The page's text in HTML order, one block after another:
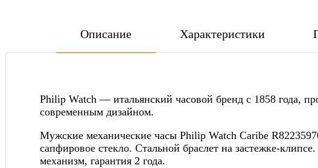
Описание Характеристики
Philip Watch — итальянский часовой бренд с 1858 года,
современным дизайном.
Мужские механические часы Philip Watch Caribe
сапфировое стекло. Стальной браслет на застежке-
механизм, гарантия 2 года.